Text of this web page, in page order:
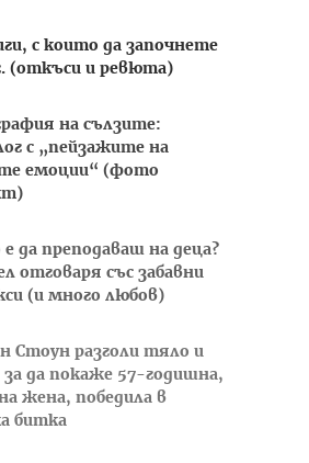
с които да започнете
(откъси и ревюта)
на сълзите:
с „пейзажите на
емоции“ (фото
е да преподаваш на деца?
отговаря със забавни
(и много любов)
Стоун разголи тяло и
да покаже 57-годишна,
жена, победила в
битка